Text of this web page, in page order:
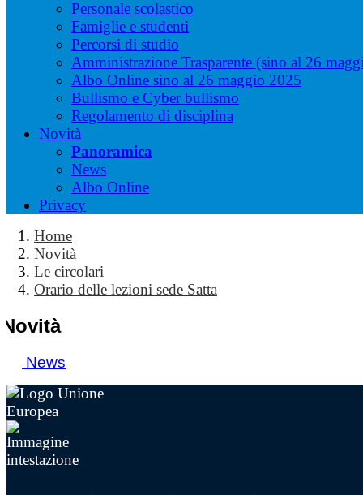
Personale scolastico
Famiglie e studenti
Percorsi di studio
Amministrazione Trasparente (sino al 26
Albo Online sino al 26 maggio 2025
Bullismo e Cyber bullismo
Regolamento di disciplina
Novità
Panoramica
News
Albo Online
Privacy
Home
Novità
Le circolari
Orario delle lezioni sede Satta
Novità
News